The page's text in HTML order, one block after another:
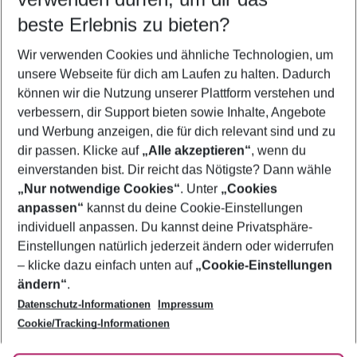
5-8 Nächte
2 Erwachsene Keine Kinder
Mehr Filter anzeigen
Footer
Footer navigation
Über uns
AGB
Bestpreisgarantie
Cookie-Einstellungen ändern
Cookie-Richtlinie
Agenturbetreuung
Barrierefreies Reisen
Folge uns
beste Erlebnis zu bieten?
Wir verwenden Cookies und ähnliche Technologien, um
unsere Webseite für dich am Laufen zu halten. Dadurch
können wir die Nutzung unserer Plattform verstehen und
verbessern, dir Support bieten sowie Inhalte, Angebote
und Werbung anzeigen, die für dich relevant sind und zu
dir passen. Klicke auf „Alle akzeptieren“, wenn du
einverstanden bist. Dir reicht das Nötigste? Dann wähle
„Nur notwendige Cookies“. Unter „Cookies
anpassen“ kannst du deine Cookie-Einstellungen
individuell anpassen. Du kannst deine Privatsphäre-
Einstellungen natürlich jederzeit ändern oder widerrufen
– klicke dazu einfach unten auf „Cookie-Einstellungen
ändern“.
Datenschutz-Informationen
Impressum
Cookie/Tracking-Informationen